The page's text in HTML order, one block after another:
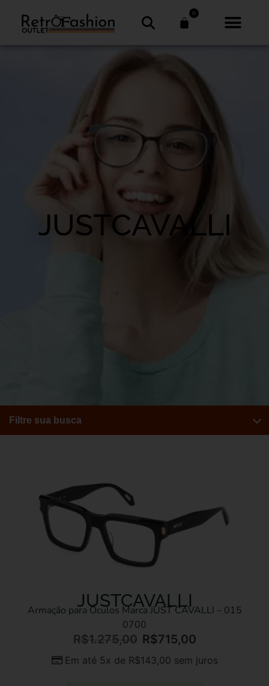
0
JUSTCAVALLI
Filtre sua busca
JUSTCAVALLI
Armação para Óculos Marca JUST CAVALLI – 015
0700
R$1.275,00 R$715,00
Em até 5x de R$143,00 sem juros